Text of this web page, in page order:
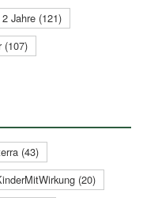
Jahre (121)
(107)
(43)
(20)